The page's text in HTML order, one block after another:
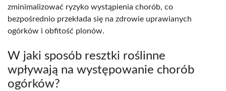
zminimalizować ryzyko wystąpienia chorób, co
bezpośrednio przekłada się na zdrowie uprawianych
ogórków i obfitość plonów.
W jaki sposób resztki roślinne
wpływają na występowanie chorób
ogórków?